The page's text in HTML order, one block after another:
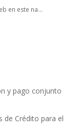
Guarda mi nombre, correo electrónico y web en este navegador para la próxima vez que comente.
y pago conjunto
de Crédito para el